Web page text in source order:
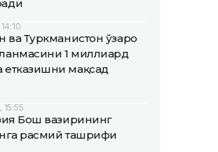
ва Туркманистон ўзаро
1 миллиард
етказишни мақсад
15:55
Бош вазирининг
расмий ташрифи